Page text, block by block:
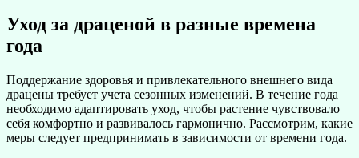
Уход за драценой в разные времена
года
Поддержание здоровья и привлекательного внешнего вида
драцены требует учета сезонных изменений. В течение года
необходимо адаптировать уход, чтобы растение чувствовало
себя комфортно и развивалось гармонично. Рассмотрим, какие
меры следует предпринимать в зависимости от времени года.